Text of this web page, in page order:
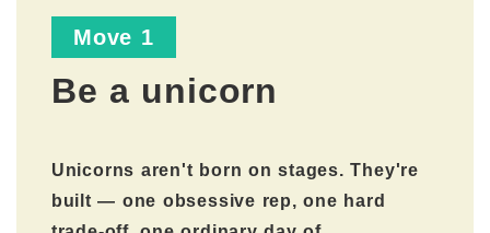
Move 1
Be a unicorn
Unicorns aren't born on stages. They're
built — one obsessive rep, one hard